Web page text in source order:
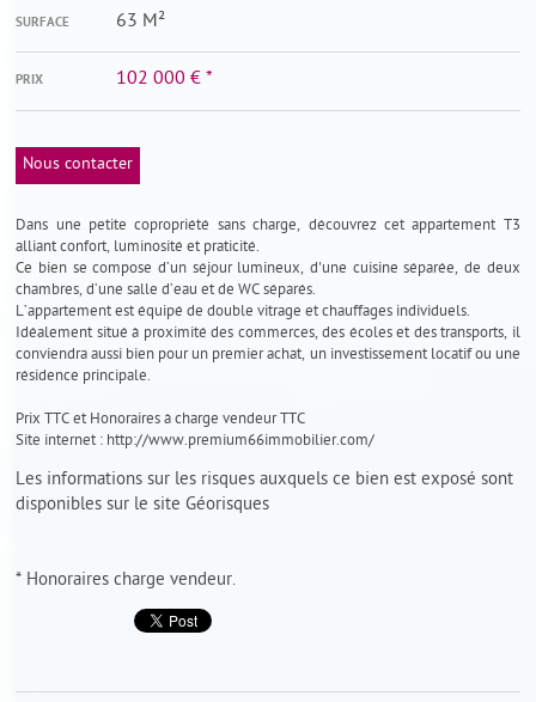
SURFACE 63 M²
PRIX 102 000 €*
Nous contacter
Dans une petite copropriété sans charge, découvrez cet appartement T3
alliant confort, luminosité et praticité.
Ce bien se compose d’un séjour lumineux, d'une cuisine séparée, de deux
chambres, d’une salle d’eau et de WC séparés.
L’appartement est équipé de double vitrage et chauffages individuels.
Idéalement situé à proximité des commerces, des écoles et des transports, il
conviendra aussi bien pour un premier achat, un investissement locatif ou une
résidence principale.
Prix TTC et Honoraires à charge vendeur TTC
Site internet : http://www.premium66immobilier.com/
Les informations sur les risques auxquels ce bien est exposé sont
disponibles sur le site Géorisques
* Honoraires charge vendeur.